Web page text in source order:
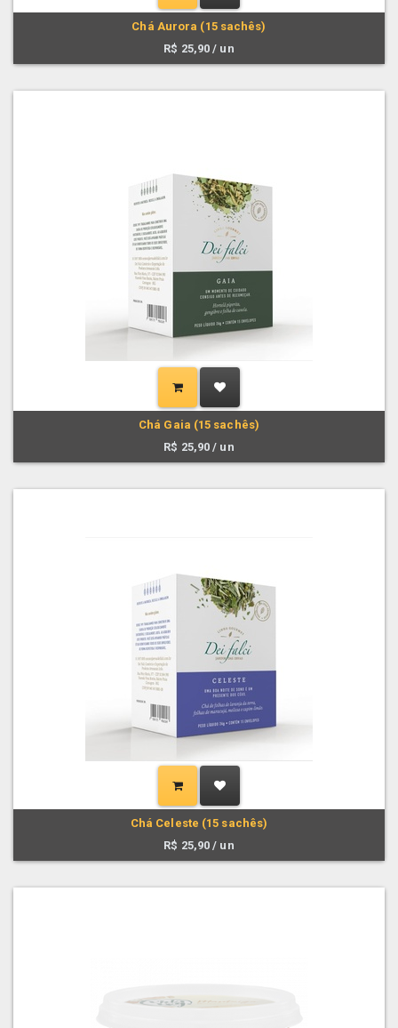
Chá Aurora (15 sachês)
R$ 25,90 / un
Chá Gaia (15 sachês)
R$ 25,90 / un
Chá Celeste (15 sachês)
R$ 25,90 / un